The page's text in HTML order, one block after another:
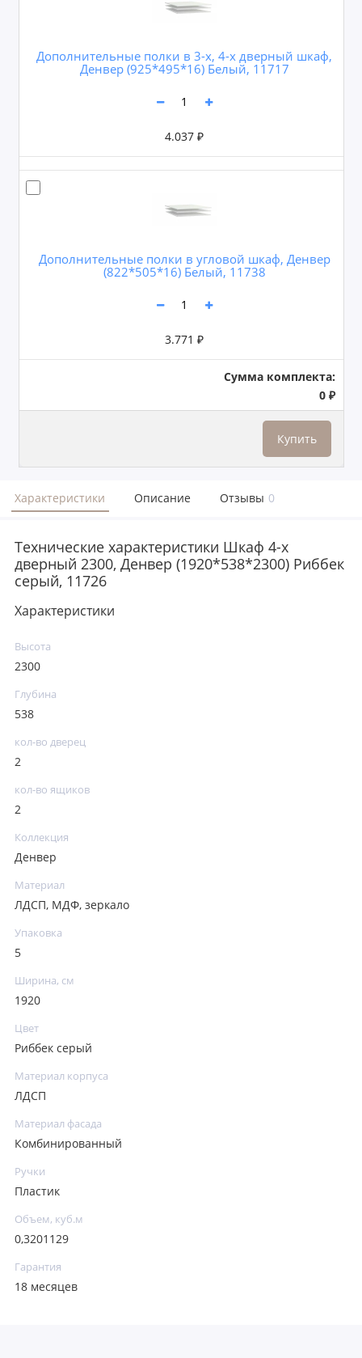
Дополнительные полки в 3-х, 4-х дверный шкаф,
Денвер (925*495*16) Белый, 11717
4.037 ₽
Дополнительные полки в угловой шкаф, Денвер
(822*505*16) Белый, 11738
3.771 ₽
Сумма комплекта:
0 ₽
Купить
Характеристики Описание Отзывы 0
Технические характеристики Шкаф 4-х
дверный 2300, Денвер (1920*538*2300) Риббек
серый, 11726
Характеристики
Высота
2300
Глубина
538
кол-во дверец
2
кол-во ящиков
2
Коллекция
Денвер
Материал
ЛДСП, МДФ, зеркало
Упаковка
5
Ширина, см
1920
Цвет
Риббек серый
Материал корпуса
ЛДСП
Материал фасада
Комбинированный
Ручки
Пластик
Объем, куб.м
0,3201129
Гарантия
18 месяцев